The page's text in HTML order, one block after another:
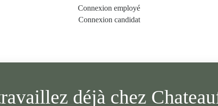
Connexion employé
Connexion candidat
déjà chez